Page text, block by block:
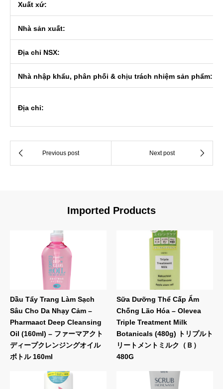
Xuất xứ:
Nhà sản xuất:
Địa chỉ NSX:
Nhà nhập khẩu, phân phối & chịu trách nhiệm sản phẩm:
Địa chỉ:
Imported Products
Dầu Tẩy Trang Làm Sạch
Sâu Cho Da Nhạy Cảm –
Pharmaact Deep Cleansing
Oil (160ml) – ファーマアクト
ディープクレンジングオイル
ボトル 160ml
Sữa Dưỡng Thể Cấp Ẩm
Chống Lão Hóa – Olevea
Triple Treatment Milk
Botanicals (480g) トリプルト
リートメントミルク（Ｂ）
480G